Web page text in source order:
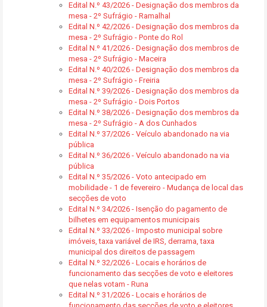
Edital N.º 43/2026 - Designação dos membros da
mesa - 2º Sufrágio - Ramalhal
Edital N.º 42/2026 - Designação dos membros da
mesa - 2º Sufrágio - Ponte do Rol
Edital N.º 41/2026 - Designação dos membros de
mesa - 2º Sufrágio - Maceira
Edital N.º 40/2026 - Designação dos membros da
mesa - 2º Sufrágio - Freiria
Edital N.º 39/2026 - Designação dos membros da
mesa - 2º Sufrágio - Dois Portos
Edital N.º 38/2026 - Designação dos membros da
mesa - 2º Sufrágio - A dos Cunhados
Edital N.º 37/2026 - Veículo abandonado na via
pública
Edital N.º 36/2026 - Veículo abandonado na via
pública
Edital N.º 35/2026 - Voto antecipado em
mobilidade - 1 de fevereiro - Mudança de local das
secções de voto
Edital N.º 34/2026 - Isenção do pagamento de
bilhetes em equipamentos municipais
Edital N.º 33/2026 - Imposto municipal sobre
imóveis, taxa variável de IRS, derrama, taxa
municipal dos direitos de passagem
Edital N.º 32/2026 - Locais e horários de
funcionamento das secções de voto e eleitores
que nelas votam - Runa
Edital N.º 31/2026 - Locais e horários de